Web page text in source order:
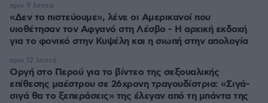
«Δεν το πιστεύουμε», λένε οι Αμερικανοί που
υιοθέτησαν τον Αφγανό στη Λέσβο - Η αρχική εκδοχή
για το φονικό στην Κυψέλη και η σιωπή στην απολογία
πριν 9 λεπτά
Οργή στο Περού για το βίντεο της σεξουαλικής
επίθεσης μαέστρου σε 26χρονη τραγουδίστρια: «Σιγά-
σιγά θα το ξεπεράσεις» της έλεγαν από τη μπάντα της
πριν 12 λεπτά